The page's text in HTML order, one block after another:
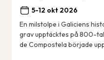
5-12 okt 2026
En milstolpe i Galiciens
grav upptäcktes på 800-
de Compostela började